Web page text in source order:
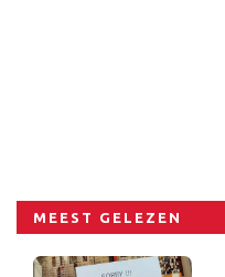
MEEST GELEZEN